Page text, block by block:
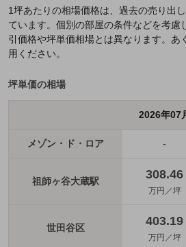
1坪あたりの相場価格は、過去の売り出
ています。個別の部屋の条件などを考慮
引価格や坪単価相場とは異なります。あ
用ください。
坪単価の相場
2026年07
メゾン・ド・ロア -
祖師ヶ谷大蔵駅 308.46
万円／坪
世田谷区 403.19
万円／坪